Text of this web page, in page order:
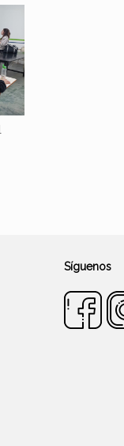
Síguenos